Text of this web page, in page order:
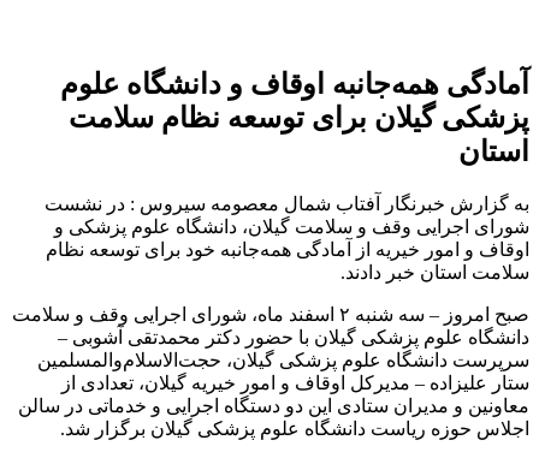
آمادگی همه‌جانبه اوقاف و دانشگاه علوم
پزشکی گیلان برای توسعه نظام سلامت
استان
به گزارش خبرنگار آفتاب شمال معصومه سیروس : در نشست
شورای اجرایی وقف و سلامت گیلان، دانشگاه علوم پزشکی و
اوقاف و امور خیریه از آمادگی همه‌جانبه خود برای توسعه نظام
سلامت استان خبر دادند.
صبح امروز – سه شنبه ۲ اسفند ماه، شورای اجرایی وقف و سلامت
دانشگاه علوم پزشکی گیلان با حضور دکتر محمدتقی آشوبی –
سرپرست دانشگاه علوم پزشکی گیلان، حجت‌الاسلام‌والمسلمین
ستار علیزاده – مدیرکل اوقاف و امور خیریه گیلان، تعدادی از
معاونین و مدیران ستادی این دو دستگاه اجرایی و خدماتی در سالن
اجلاس حوزه ریاست دانشگاه علوم پزشکی گیلان برگزار شد.